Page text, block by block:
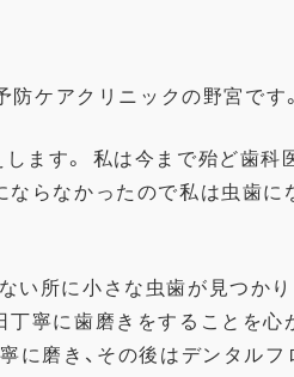
防ケアクリニックの野宮です。
ます。 私は今まで殆ど歯科
ならなかったので私は虫歯
い所に小さな虫歯が見つかり
寧に歯磨きをすることを心
磨き、その後はデンタル